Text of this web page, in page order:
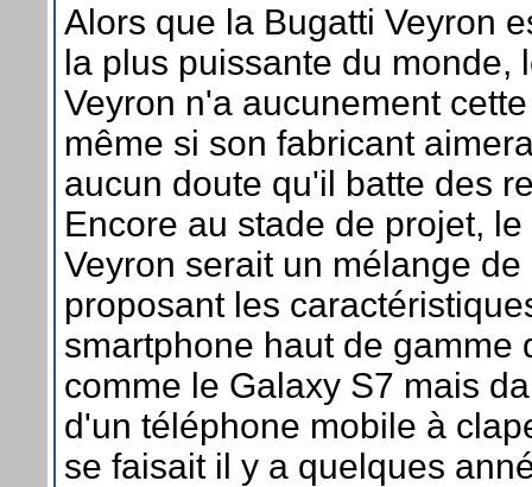
Alors que la Bugatti Veyron
la plus puissante du monde,
Veyron n'a aucunement
même si son fabricant
aucun doute qu'il batte des
Encore au stade de projet,
Veyron serait un mélange
proposant les
smartphone haut de gamme
comme le Galaxy S7 mais
d'un téléphone mobile à
se faisait il y a quelques